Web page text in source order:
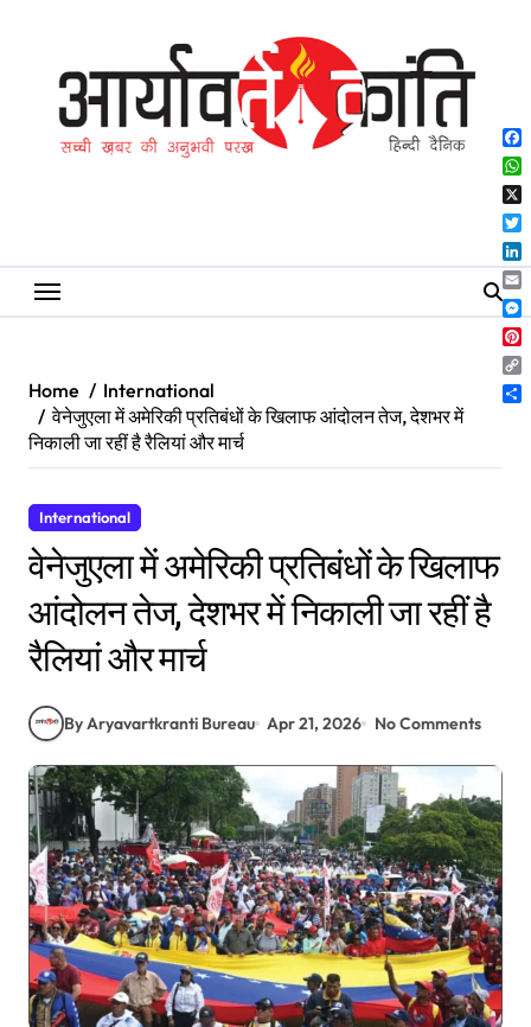
Home
International
वेनेजुएला में अमेरिकी प्रतिबंधों के खिलाफ आंदोलन तेज, देशभर में
निकाली जा रहीं है रैलियां और मार्च
International
वेनेजुएला में अमेरिकी प्रतिबंधों के खिलाफ
आंदोलन तेज, देशभर में निकाली जा रहीं है
रैलियां और मार्च
By Aryavartkranti Bureau Apr 21, 2026 No Comments
X